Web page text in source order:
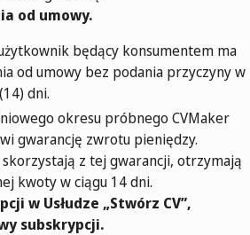
od umowy.
będący konsumentem ma
od umowy bez podania przyczyny w
dni.
okresu próbnego CVMaker
gwarancję zwrotu pieniędzy.
z tej gwarancji, otrzymają
kwoty w ciągu 14 dni.
w Usłudze „Stwórz CV”,
subskrypcji.